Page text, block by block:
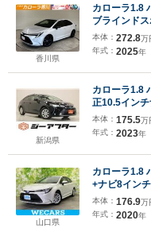
香川県
カローラ1.8
ブラインド
LEDヘッド
本体： 272.8万
年式： 2025年
新潟県
カローラ1.8
正10.5イン
ーダークル
ト LEDフロ
ンスソナー
本体： 175.5万
年式： 2023年
山口県
カローラ1.8
+ナビ8イン
支援システ
続/ETC/EBD
本体： 176.9万
年式： 2020年